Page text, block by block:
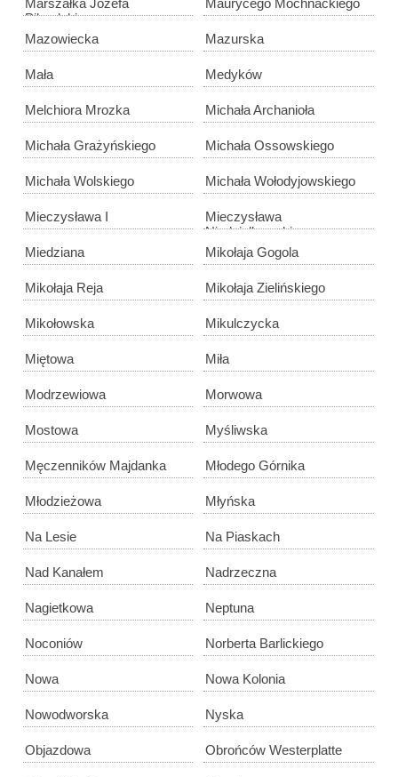
Marszałka Józefa
Piłsudskiego
Maurycego Mochnackiego
Mazowiecka Mazurska
Mała Medyków
Melchiora Mrozka Michała Archanioła
Michała Grażyńskiego Michała Ossowskiego
Michała Wolskiego Michała Wołodyjowskiego
Mieczysława I
Mieczysława
Niedziałkowskiego
Miedziana
Mikołaja Gogola
Mikołaja Reja Mikołaja Zielińskiego
Mikołowska Mikulczycka
Miętowa Miła
Modrzewiowa Morwowa
Mostowa Myśliwska
Męczenników Majdanka Młodego Górnika
Młodzieżowa Młyńska
Na Lesie Na Piaskach
Nad Kanałem Nadrzeczna
Nagietkowa Neptuna
Noconiów Norberta Barlickiego
Nowa Nowa Kolonia
Nowodworska Nyska
Objazdowa Obrońców Westerplatte